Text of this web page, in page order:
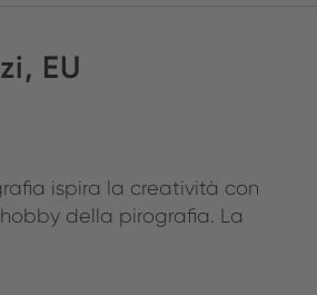
EU
ispira la creatività con
della pirografia. La